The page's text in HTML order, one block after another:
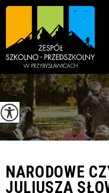
NARODOWE
JULIUSZA